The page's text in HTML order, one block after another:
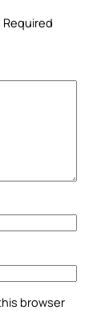
Required
browser